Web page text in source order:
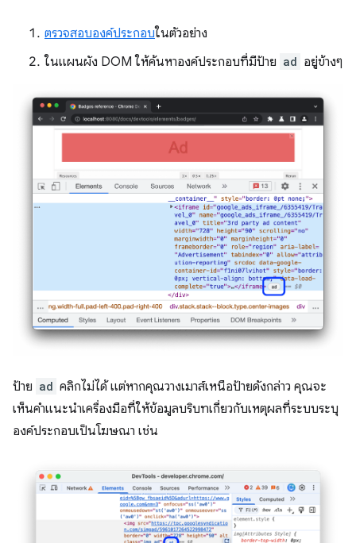
ตรวจสอบองค์ประกอบในตัวอย่าง
ในแผนผัง DOM ให้ค้นหาองค์ประกอบที่มีป้าย ad อยู่ข้างๆ
ป้าย ad คลิกไม่ได้ แต่หากคุณวางเมาส์เหนือป้ายดังกล่าว คุณจะ
เห็นคำแนะนำเครื่องมือที่ให้ข้อมูลบริบทเกี่ยวกับเหตุผลที่ระบบระบุ
องค์ประกอบเป็นโฆษณา เช่น